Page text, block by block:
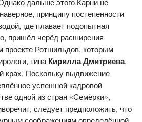
принципу постепенности
где плавает подопытная
пришёл черёд расширения
проекте Ротшильдов, которым
типа Кирилла Дмитриева,
крах. Поскольку выдвижение
успешной кадровой
одной из стран «Семёрки»,
следует предположить, что